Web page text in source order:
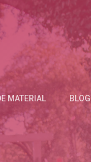
MATERIAL BLOG